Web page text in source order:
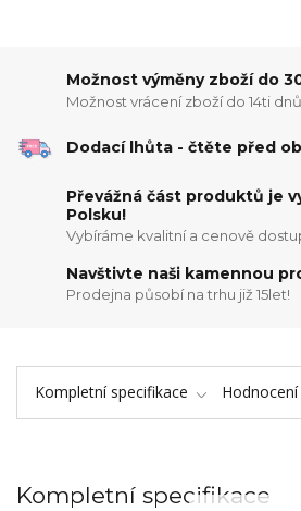
Možnost výměny zboží do
Možnost vrácení zboží do 14ti dnů
Dodací lhůta - čtěte před
Převážná část produktů je
Polsku!
Vybíráme kvalitní a cenově
Navštivte naši kamennou
Prodejna působí na trhu již 15let!
Kompletní specifikace Hodnocení
Kompletní specifikace